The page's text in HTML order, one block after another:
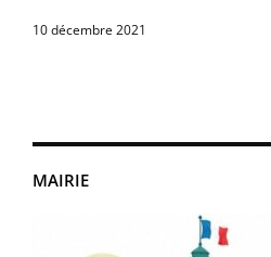
MAIRIE
10 décembre 2021